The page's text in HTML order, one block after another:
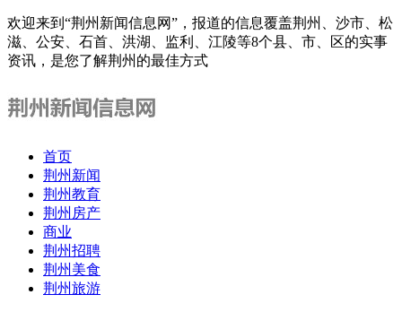
欢迎来到“荆州新闻信息网”，报道的信息覆盖荆州、沙市、松
滋、公安、石首、洪湖、监利、江陵等8个县、市、区的实事
资讯，是您了解荆州的最佳方式
首页
荆州新闻
荆州教育
荆州房产
商业
荆州招聘
荆州美食
荆州旅游